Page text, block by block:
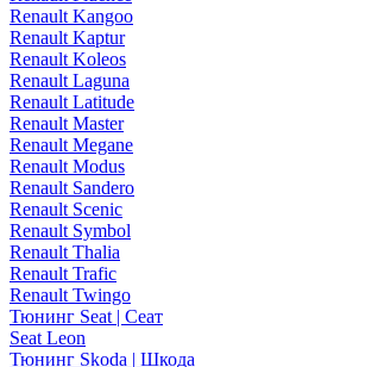
Renault Kangoo
Renault Kaptur
Renault Koleos
Renault Laguna
Renault Latitude
Renault Master
Renault Megane
Renault Modus
Renault Sandero
Renault Scenic
Renault Symbol
Renault Thalia
Renault Trafic
Renault Twingo
Тюнинг Seat | Сеат
Seat Leon
Тюнинг Skoda | Шкода